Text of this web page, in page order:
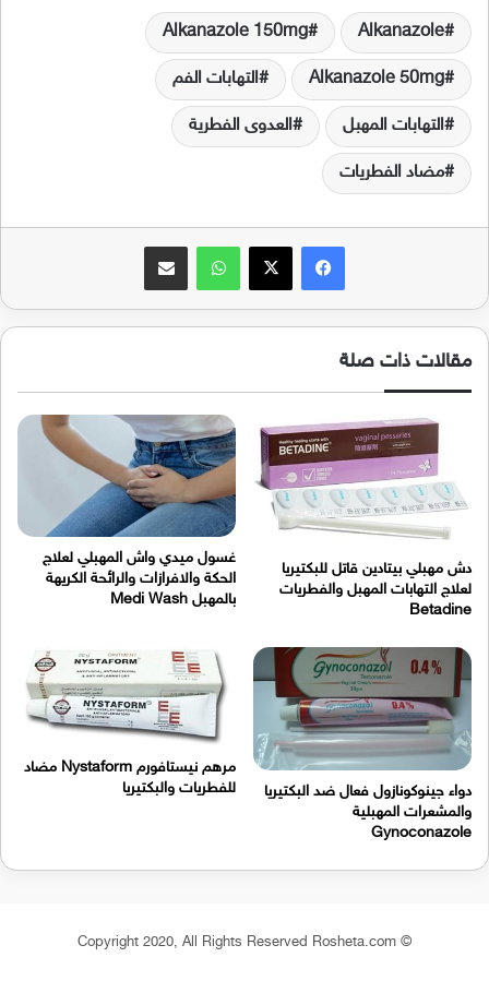
Alkanazole
Alkanazole 150mg
Alkanazole 50mg التهابات الفم
التهابات المهبل العدوى الفطرية
مضاد الفطريات
فيسبوك واتساب
مقالات ذات صلة
دش مهبلي بيتادين قاتل للبكتيريا
لعلاج التهابات المهبل والفطريات
Betadine
غسول ميدي واش المهبلي لعلاج
الحكة والافرازات والرائحة الكريهة
بالمهبل Medi Wash
دواء جينوكونازول فعال ضد البكتيريا
والمشعرات المهبلية
Gynoconazole
مرهم نيستافورم Nystaform مضاد
للفطريات والبكتيريا
© Copyright 2020, All Rights Reserved Rosheta.com